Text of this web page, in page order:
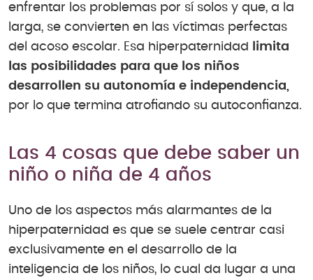
enfrentar los problemas por sí solos y que, a la
larga, se convierten en las víctimas perfectas
del acoso escolar. Esa hiperpaternidad
limita
las posibilidades para que los niños
desarrollen su autonomía e independencia,
por lo que termina atrofiando su autoconfianza.
Las 4 cosas que debe saber un
niño o niña de 4 años
Uno de los aspectos más alarmantes de la
hiperpaternidad es que se suele centrar casi
exclusivamente en el desarrollo de la
inteligencia de los niños, lo cual da lugar a una